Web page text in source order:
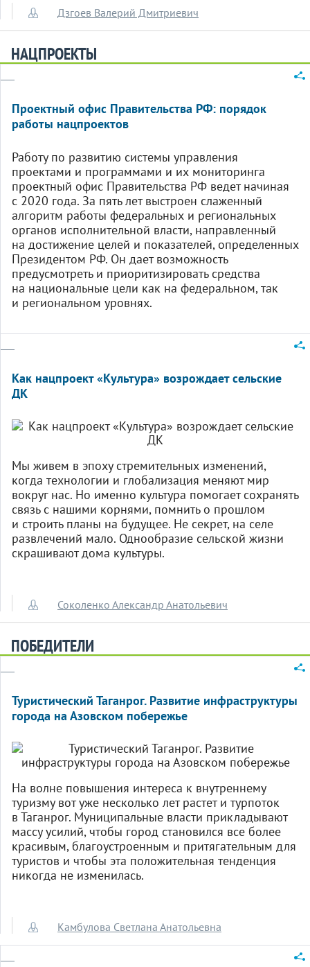
Дзгоев Валерий Дмитриевич
НАЦПРОЕКТЫ
Проектный офис Правительства РФ: порядок
работы нацпроектов
Работу по развитию системы управления
проектами и программами и их мониторинга
проектный офис Правительства РФ ведет начиная
с 2020 года. За пять лет выстроен слаженный
алгоритм работы федеральных и региональных
органов исполнительной власти, направленный
на достижение целей и показателей, определенных
Президентом РФ. Он дает возможность
предусмотреть и приоритизировать средства
на национальные цели как на федеральном, так
и региональном уровнях.
Как нацпроект «Культура» возрождает сельские
ДК
Мы живем в эпоху стремительных изменений,
когда технологии и глобализация меняют мир
вокруг нас. Но именно культура помогает сохранять
связь с нашими корнями, помнить о прошлом
и строить планы на будущее. Не секрет, на селе
развлечений мало. Однообразие сельской жизни
скрашивают дома культуры.
Соколенко Александр Анатольевич
ПОБЕДИТЕЛИ
Туристический Таганрог. Развитие инфраструктуры
города на Азовском побережье
На волне повышения интереса к внутреннему
туризму вот уже несколько лет растет и турпоток
в Таганрог. Муниципальные власти прикладывают
массу усилий, чтобы город становился все более
красивым, благоустроенным и притягательным для
туристов и чтобы эта положительная тенденция
никогда не изменилась.
Камбулова Светлана Анатольевна